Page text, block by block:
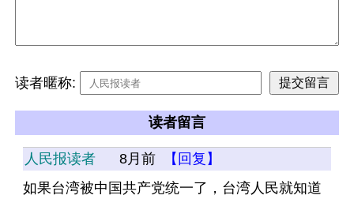
读者暱称:
读者留言
人民报读者 8月前
【回复】
如果台湾被中国共产党统一了，台湾人民就知道